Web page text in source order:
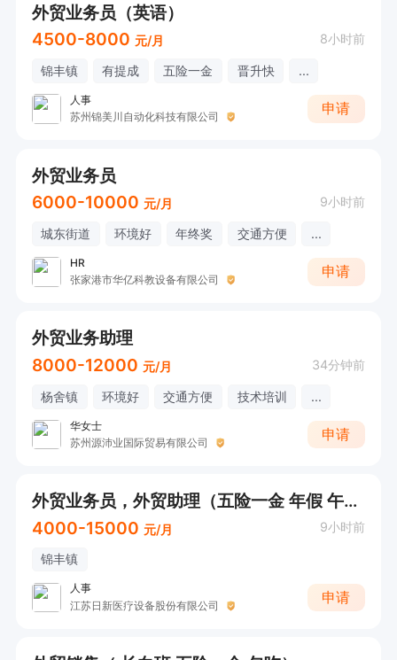
外贸业务员（英语）
4500-8000 元/月 8小时前
锦丰镇 有提成 五险一金 晋升快 ...
人事
苏州锦美川自动化科技有限公司
申请
外贸业务员
6000-10000 元/月 9小时前
城东街道 环境好 年终奖 交通方便 ...
HR
张家港市华亿科教设备有限公司
申请
外贸业务助理
8000-12000 元/月 34分钟前
杨舍镇 环境好 交通方便 技术培训 ...
华女士
苏州源沛业国际贸易有限公司
申请
外贸业务员，外贸助理（五险一金 年假 午餐 各种福利）
4000-15000 元/月 9小时前
锦丰镇
人事
江苏日新医疗设备股份有限公司
申请